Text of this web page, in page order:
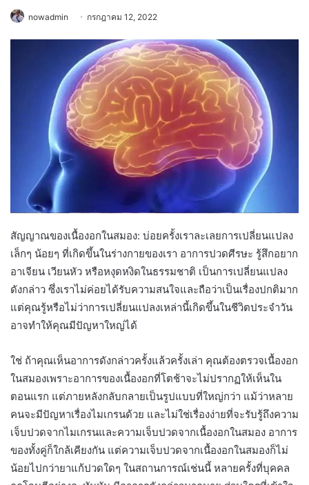
nowadmin กรกฎาคม 12, 2022
สัญญาณของเนื้องอกในสมอง: บ่อยครั้งเราละเลยการเปลี่ยนแปลง
เล็กๆ น้อยๆ ที่เกิดขึ้นในร่างกายของเรา อาการปวดศีรษะ รู้สึกอยาก
อาเจียน เวียนหัว หรือหงุดหงิดในธรรมชาติ เป็นการเปลี่ยนแปลง
ดังกล่าว ซึ่งเราไม่ค่อยได้รับความสนใจและถือว่าเป็นเรื่องปกติมาก
แต่คุณรู้หรือไม่ว่าการเปลี่ยนแปลงเหล่านี้เกิดขึ้นในชีวิตประจำวัน
อาจทำให้คุณมีปัญหาใหญ่ได้
ใช่ ถ้าคุณเห็นอาการดังกล่าวครั้งแล้วครั้งเล่า คุณต้องตรวจเนื้องอก
ในสมองเพราะอาการของเนื้องอกที่โตช้าจะไม่ปรากฏให้เห็นใน
ตอนแรก แต่ภายหลังกลับกลายเป็นรูปแบบที่ใหญ่กว่า แม้ว่าหลาย
คนจะมีปัญหาเรื่องไมเกรนด้วย และไม่ใช่เรื่องง่ายที่จะรับรู้ถึงความ
เจ็บปวดจากไมเกรนและความเจ็บปวดจากเนื้องอกในสมอง อาการ
ของทั้งคู่ก็ใกล้เคียงกัน แต่ความเจ็บปวดจากเนื้องอกในสมองก็ไม่
น้อยไปกว่ายาแก้ปวดใดๆ ในสถานการณ์เช่นนี้ หลายครั้งที่บุคคล